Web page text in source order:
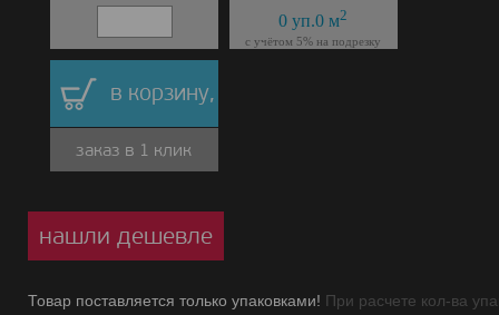
0 уп.0 м2
с учётом 5% на подрезку
в корзину,
заказ в 1 клик
нашли дешевле
Товар поставляется только упаковками! При расчете кол-ва